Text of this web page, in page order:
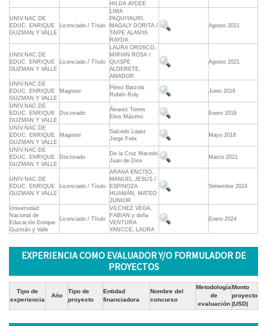
HILDA AYDEE
UNIV.NAC.DE
EDUC. ENRIQUE
GUZMAN Y VALLE
Licenciado / Título
LIMA
PAQUIYAURI,
MAGALY DORITA /
TAIPE ALANYA
RAYDA
Agosto 2021
UNIV.NAC.DE
EDUC. ENRIQUE
GUZMAN Y VALLE
Licenciado / Título
LAURA OROSCO,
MIRIAN ROSA /
QUISPE
ALDERETE,
AMADOR
Agosto 2021
UNIV.NAC.DE
EDUC. ENRIQUE
GUZMAN Y VALLE
Magister
Pérez Barzola
Rubén Roly
Junio 2016
UNIV.NAC.DE
EDUC. ENRIQUE
GUZMAN Y VALLE
Doctorado
Álvarez Torres
Elvis Máximo
Enero 2016
UNIV.NAC.DE
EDUC. ENRIQUE
GUZMAN Y VALLE
Magister
Salcedo Lopez
Jorge Felix
Mayo 2016
UNIV.NAC.DE
EDUC. ENRIQUE
GUZMAN Y VALLE
Doctorado
De la Cruz Macedo
Juan de Dios
Marzo 2021
UNIV.NAC.DE
EDUC. ENRIQUE
GUZMAN Y VALLE
Licenciado / Título
ARANA ENCISO,
MANUEL JESÚS /
ESPINOZA
HUAMÁN, MATEO
JUNIOR
Setiembre 2024
Universidad
Nacional de
Educación Enrique
Guzmán y Valle
Licenciado / Título
VILCHEZ VEGA,
FABIAN y doña
VENTURA
YANCCE, LAURA
Enero 2024
EXPERIENCIA COMO EVALUADOR Y/O FORMULADOR DE
PROYECTOS
Tipo de
experiencia
Ańo
Tipo de
proyecto
Entidad
financiadora
Nombre del
concurso
Metodología
de
evaluación
Monto
proyecto
(USD)